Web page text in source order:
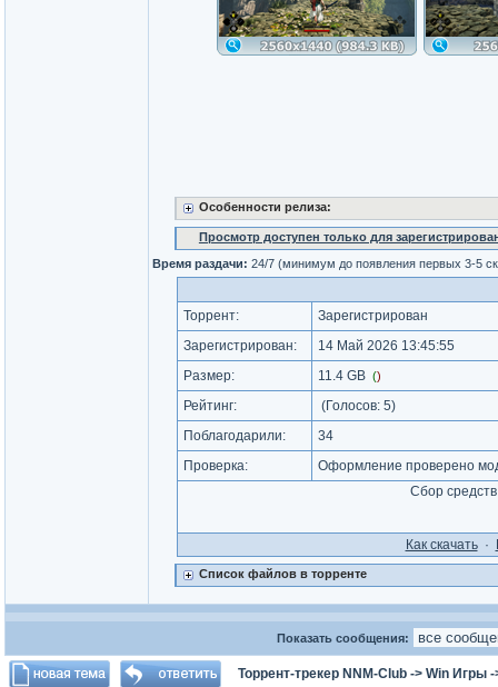
Особенности релиза:
Просмотр доступен только для
Время раздачи: 24/7 (минимум до появления первых 3-5
Торрент:
Зарегистрирован
Зарегистрирован:
14 Май 2026 13:45:55
Размер:
11.4 GB ()
Рейтинг: (Голосов: 5)
Поблагодарили:
34
Проверка:
Оформление проверено
Сбор
Как cкачать·
Список файлов в торренте
Показать сообщения:
Торрент-трекер NNM-Club -> Win Игры